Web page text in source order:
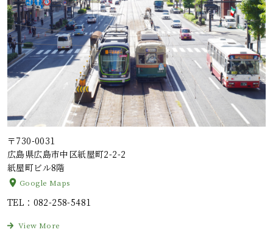
〒730-0031
広島県広島市中区紙屋町2-2-2
紙屋町ビル8階
Google Maps
TEL ：082-258-5481
View More